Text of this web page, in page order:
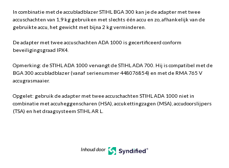
In combinatie met de accubladblazer STIHL BGA 300 kan je de adapter met twee
accuschachten van 1,9 kg gebruiken met slechts één accu en zo, afhankelijk van de
gebruikte accu, het gewicht met bijna 2 kg verminderen.
De adapter met twee accuschachten ADA 1000 is gecertificeerd conform
beveiligingsgraad IPX4.
Opmerking: de STIHL ADA 1000 vervangt de STIHL ADA 700. Hij is compatibel met de
BGA 300 accubladblazer (vanaf serienummer 448076854) en met de RMA 765 V
accugrasmaaier.
Opgelet: gebruik de adapter met twee accuschachten STIHL ADA 1000 niet in
combinatie met accuheggenscharen (HSA), accukettingzagen (MSA), accudoorslijpers
(TSA) en het draagsysteem STIHL AR L.
Inhoud door